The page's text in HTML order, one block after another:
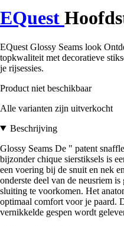
EQuest
EQuest Glossy Seams look
topkwaliteit met decoratieve
je rijsessies.
Product niet beschikbaar
Alle varianten zijn uitverkocht
Beschrijving
Glossy Seams De " patent
bijzonder chique sierstiksels is
een voering bij de snuit en nek
onderste deel van de neusriem
sluiting te voorkomen. Het
optimaal comfort voor je paard.
vernikkelde gespen wordt